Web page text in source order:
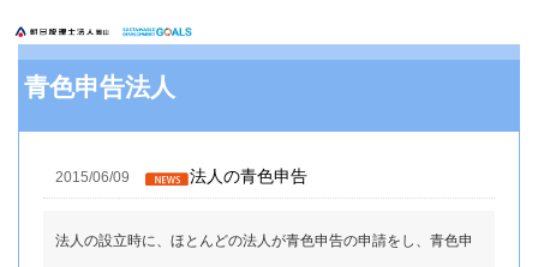
青色申告法人
2015/06/09 法人の青色申告
法人の設立時に、ほとんどの法人が青色申告の申請をし、青色申